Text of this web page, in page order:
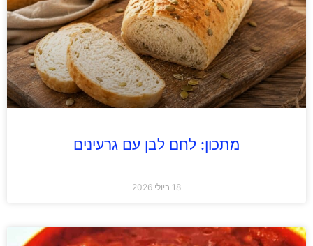
מתכון: לחם לבן עם גרעינים
18 ביולי 2026